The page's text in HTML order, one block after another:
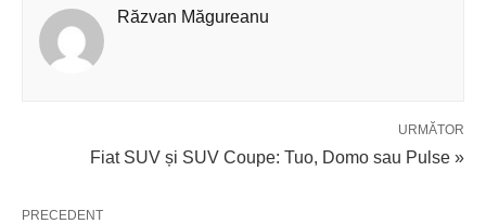
Răzvan Măgureanu
URMĂTOR
Fiat SUV și SUV Coupe: Tuo, Domo sau Pulse »
PRECEDENT